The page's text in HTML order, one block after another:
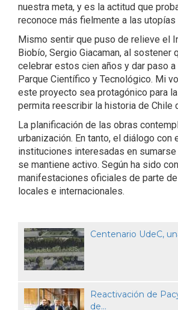
nuestra meta, y es la actitud que
reconoce más fielmente a las utopías
Mismo sentir que puso de relieve el
Biobío, Sergio Giacaman, al sostener
celebrar estos cien años y dar paso
Parque Científico y Tecnológico. Mi
este proyecto sea protagónico para
permita reescribir la historia de Chile
La planificación de las obras
urbanización. En tanto, el diálogo con
instituciones interesadas en
se mantiene activo. Según ha sido
manifestaciones oficiales de parte
locales e internacionales.
Centenario UdeC,
Reactivación de
de...